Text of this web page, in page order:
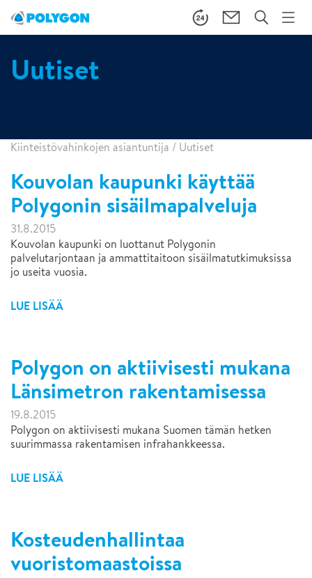
Uutiset
Kiinteistövahinkojen asiantuntija / Uutiset
Kouvolan kaupunki käyttää
Polygonin sisäilmapalveluja
31.8.2015
Kouvolan kaupunki on luottanut Polygonin
palvelutarjontaan ja ammattitaitoon sisäilmatutkimuksissa
jo useita vuosia.
LUE LISÄÄ
Polygon on aktiivisesti mukana
Länsimetron rakentamisessa
19.8.2015
Polygon on aktiivisesti mukana Suomen tämän hetken
suurimmassa rakentamisen infrahankkeessa.
LUE LISÄÄ
Kosteudenhallintaa
vuoristomaastoissa